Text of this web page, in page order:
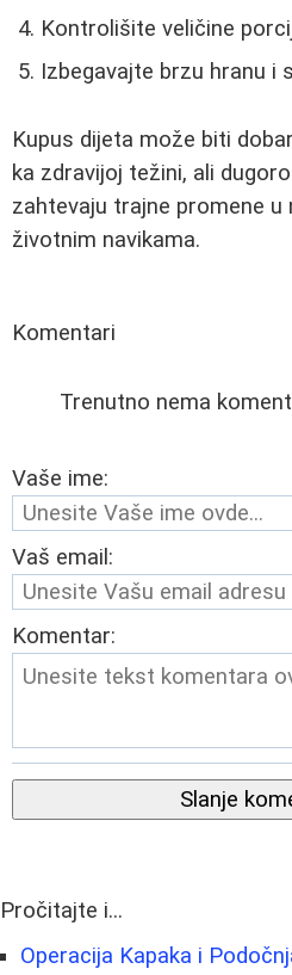
Kontrolišite veličine
Izbegavajte brzu hranu i
Kupus dijeta može biti
ka zdravijoj težini, ali
zahtevaju trajne promene u
životnim navikama.
Komentari
Trenutno nema
Vaše ime:
Vaš email:
Komentar:
Slanje
Pročitajte i...
Operacija Kapaka i